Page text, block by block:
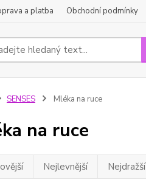
a platba Obchodní podmínky
SENSES Mléka na ruce
na ruce
Nejlevnější Nejdražší